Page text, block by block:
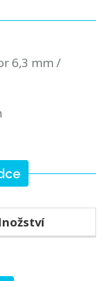
6,3 mm /